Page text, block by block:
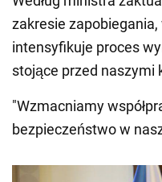
zakresie
intensyfikuje proces
stojące przed naszymi
"Wzmacniamy
bezpieczeństwo w